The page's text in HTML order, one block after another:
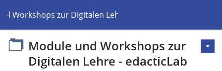
Workshops zur Digitalen Lehre - edacticLab
Module und Workshops zur
Digitalen Lehre - edacticLab